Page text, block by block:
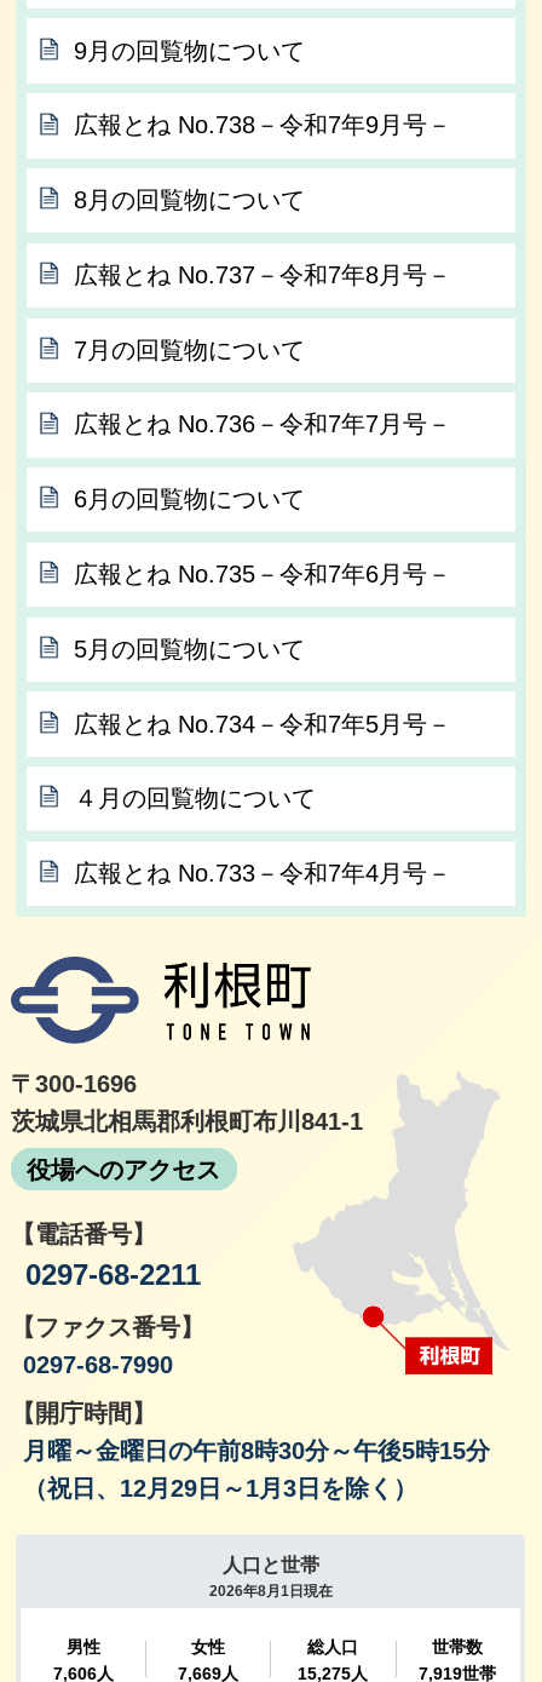
9月の回覧物について
広報とね No.738－令和7年9月号－
8月の回覧物について
広報とね No.737－令和7年8月号－
7月の回覧物について
広報とね No.736－令和7年7月号－
6月の回覧物について
広報とね No.735－令和7年6月号－
5月の回覧物について
広報とね No.734－令和7年5月号－
４月の回覧物について
広報とね No.733－令和7年4月号－
〒300-1696
茨城県北相馬郡利根町布川841-1
役場へのアクセス
【電話番号】
0297-68-2211
【ファクス番号】
0297-68-7990
【開庁時間】
月曜～金曜日の午前8時30分～午後5時15分
（祝日、12月29日～1月3日を除く）